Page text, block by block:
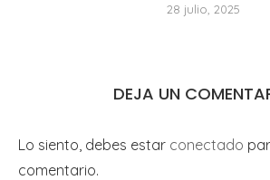
28 julio, 2025
DEJA UN
Lo siento, debes estar conectado
comentario.